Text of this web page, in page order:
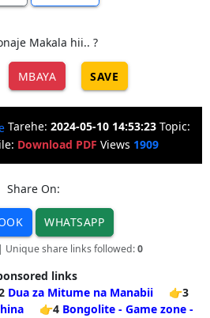
Makala hii.. ?
MBAYA SAVE
Tarehe: 2024-05-10 14:53:23 Topic:
Download PDF Views 1909
Share On:
WHATSAPP
share links followed:0
links
Dua za Mitume na Manabii
👉3
👉4 Bongolite - Game zone -